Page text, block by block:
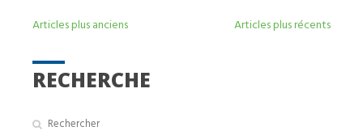
RECHERCHE
NAVIGATION
ARTICLES
Articles plus anciens Articles plus récents